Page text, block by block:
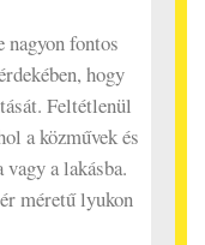
nagyon fontos
hogy
Feltétlenül
a közművek és
vagy a lakásba.
méretű lyukon